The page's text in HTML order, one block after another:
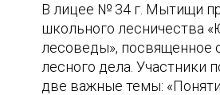
В лицее № 34 г. Мытищи
школьного лесничества
лесоведы», посвященное
лесного дела. Участники
две важные темы: